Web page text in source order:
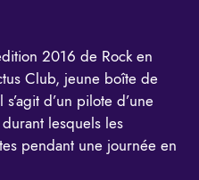
2016 de Rock en
Club, jeune boîte de
d’un pilote d’une
lesquels les
pendant une journée en